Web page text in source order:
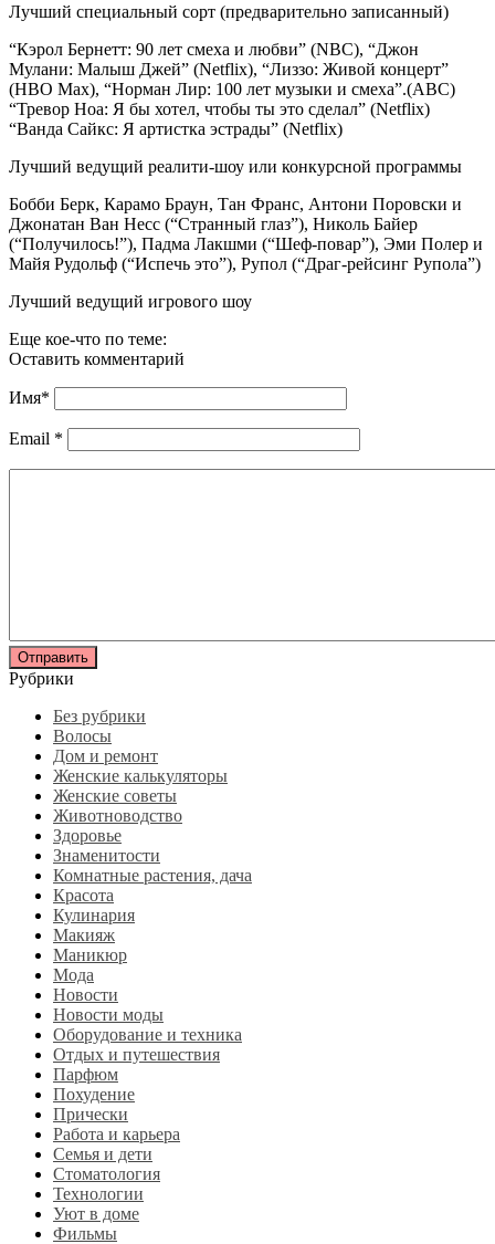
Лучший специальный сорт (предварительно записанный)
“Кэрол Бернетт: 90 лет смеха и любви” (NBC), “Джон
Мулани: Малыш Джей” (Netflix), “Лиззо: Живой концерт”
(HBO Max), “Норман Лир: 100 лет музыки и смеха”.(ABC)
“Тревор Ноа: Я бы хотел, чтобы ты это сделал” (Netflix)
“Ванда Сайкс: Я артистка эстрады” (Netflix)
Лучший ведущий реалити-шоу или конкурсной программы
Бобби Берк, Карамо Браун, Тан Франс, Антони Поровски и
Джонатан Ван Несс (“Странный глаз”), Николь Байер
(“Получилось!”), Падма Лакшми (“Шеф-повар”), Эми Полер и
Майя Рудольф (“Испечь это”), Рупол (“Драг-рейсинг Рупола”)
Лучший ведущий игрового шоу
Еще кое-что по теме:
Оставить комментарий
Имя*
Email *
Рубрики
Без рубрики
Волосы
Дом и ремонт
Женские калькуляторы
Женские советы
Животноводство
Здоровье
Знаменитости
Комнатные растения, дача
Красота
Кулинария
Макияж
Маникюр
Мода
Новости
Новости моды
Оборудование и техника
Отдых и путешествия
Парфюм
Похудение
Прически
Работа и карьера
Семья и дети
Стоматология
Технологии
Уют в доме
Фильмы